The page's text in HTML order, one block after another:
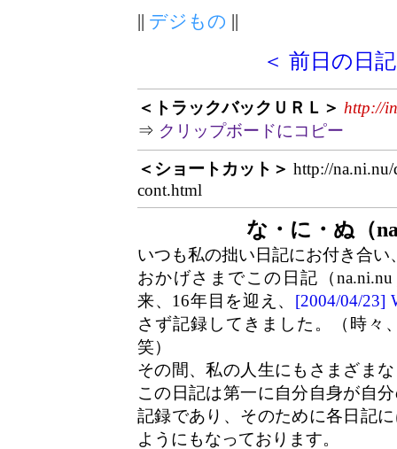
|| デジもの ||
＜ 前日の日記
＜トラックバックＵＲＬ＞ http://
⇒ クリップボードにコピー
＜ショートカット＞ http://
cont.html
な・に・ぬ（
いつも私の拙い日記にお付き合
おかげさまでこの日記（
来、16年目を迎え、 [2004/04/23]
さず記録してきました。（時々
笑）
その間、私の人生にもさまざま
この日記は第一に自分自身が自
記録であり、そのために各日記
ようにもなっております。